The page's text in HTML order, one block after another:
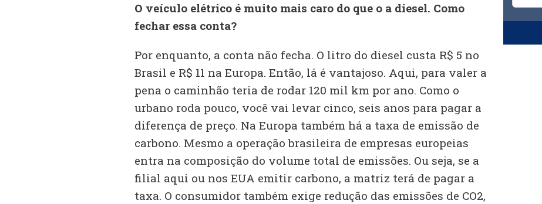
O veículo elétrico é muito mais caro do que o a diesel. Como
fechar essa conta?
Por enquanto, a conta não fecha. O litro do diesel custa R$ 5 no
Brasil e R$ 11 na Europa. Então, lá é vantajoso. Aqui, para valer a
pena o caminhão teria de rodar 120 mil km por ano. Como o
urbano roda pouco, você vai levar cinco, seis anos para pagar a
diferença de preço. Na Europa também há a taxa de emissão de
carbono. Mesmo a operação brasileira de empresas europeias
entra na composição do volume total de emissões. Ou seja, se a
filial aqui ou nos EUA emitir carbono, a matriz terá de pagar a
taxa. O consumidor também exige redução das emissões de CO2,